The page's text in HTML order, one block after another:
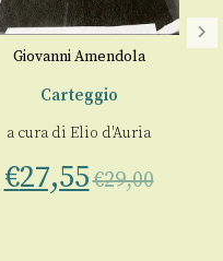
Giovanni Amendola
Carteggio
a cura di Elio d'Auria
€27,55€29,00